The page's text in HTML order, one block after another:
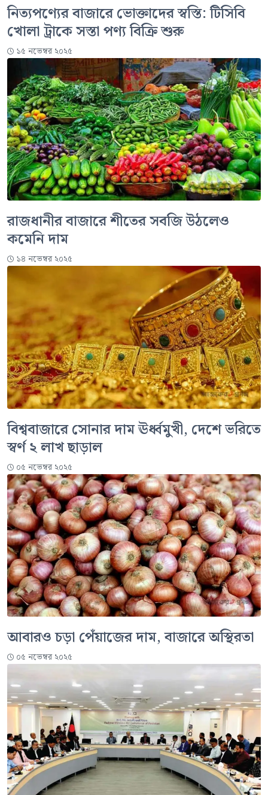
নিত্যপণ্যের বাজারে ভোক্তাদের স্বস্তি: টিসিবি
খোলা ট্রাকে সস্তা পণ্য বিক্রি শুরু
১৫ নভেম্বর ২০২৫
রাজধানীর বাজারে শীতের সবজি উঠলেও
কমেনি দাম
১৪ নভেম্বর ২০২৫
বিশ্ববাজারে সোনার দাম ঊর্ধ্বমুখী, দেশে ভরিতে
স্বর্ণ ২ লাখ ছাড়াল
০৫ নভেম্বর ২০২৫
আবারও চড়া পেঁয়াজের দাম, বাজারে অস্থিরতা
০৫ নভেম্বর ২০২৫